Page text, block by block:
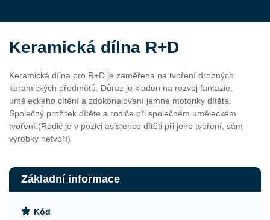
Keramická dílna R+D
Keramická dílna pro R+D je zaměřena na tvoření drobných
keramických předmětů. Důraz je kladen na rozvoj fantazie,
uměleckého cítění a zdokonalování jemné motoriky dítěte.
Společný prožitek dítěte a rodiče při společném uměleckém
tvoření.(Rodič je v pozici asistence dítěti při jeho tvoření, sám
výrobky netvoří)
Základní informace
Kód